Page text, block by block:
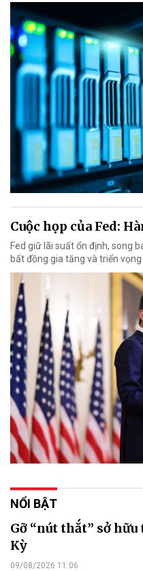
Cuộc họp của Fed:
Fed giữ lãi suất ổn định, song
bất đồng gia tăng và triển
NỔI BẬT
Gỡ “nút thắt” sở
Kỳ
09/08/2026 11:06